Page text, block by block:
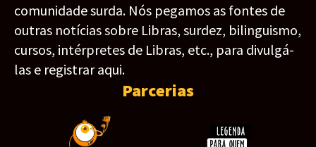
comunidade surda. Nós pegamos as fontes de
outras notícias sobre Libras, surdez, bilinguismo,
cursos, intérpretes de Libras, etc., para divulgá-
las e registrar aqui.
Parcerias